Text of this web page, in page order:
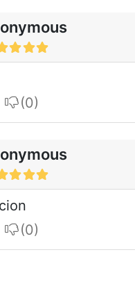
I do not appreciate
I do not appreciate